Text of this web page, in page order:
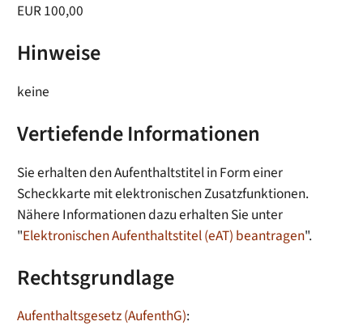
EUR 100,00
Hinweise
keine
Vertiefende Informationen
Sie erhalten den Aufenthaltstitel in Form einer
Scheckkarte mit elektronischen Zusatzfunktionen.
Nähere Informationen dazu erhalten Sie unter
"Elektronischen Aufenthaltstitel (eAT) beantragen".
Rechtsgrundlage
Aufenthaltsgesetz (AufenthG):